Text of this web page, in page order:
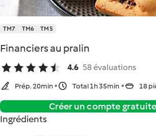
TM7 TM6 TM5
Financiers au pralin
4.6 58 évaluations
Prép. 20min Total 1h 35min 18
Créer un compte
Ingrédients